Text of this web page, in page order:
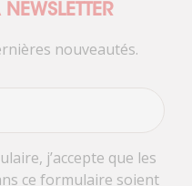
nouveautés.
j’accepte que les
ce formulaire soient